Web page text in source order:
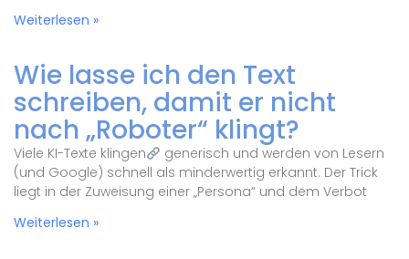
Weiterlesen »
Wie lasse ich den Text
schreiben, damit er nicht
nach „Roboter“ klingt?
Viele KI-Texte klingen
generisch und werden von Lesern
(und Google) schnell als minderwertig erkannt. Der Trick
liegt in der Zuweisung einer „Persona“ und dem Verbot
Weiterlesen »